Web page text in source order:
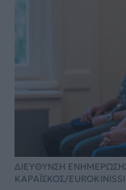
ΔΙΕΥΘΥΝΣΗ
ΚΑΡΑΪΣΚΟΣ/EUROKINISSI